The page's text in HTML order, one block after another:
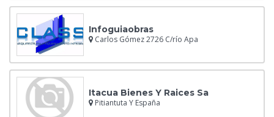
Infoguiaobras
Carlos Gómez 2726 C/río Apa
Itacua Bienes Y Raices Sa
Pitiantuta Y España